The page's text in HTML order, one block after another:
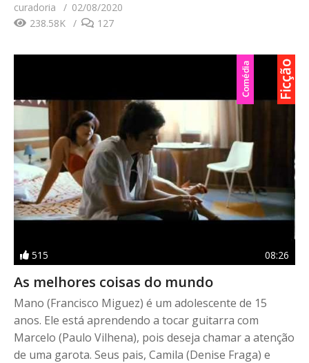
curadoria
02/08/2020
238.58K
127
515 08:26
As melhores coisas do mundo
Mano (Francisco Miguez) é um adolescente de 15
anos. Ele está aprendendo a tocar guitarra com
Marcelo (Paulo Vilhena), pois deseja chamar a atenção
de uma garota. Seus pais, Camila (Denise Fraga) e